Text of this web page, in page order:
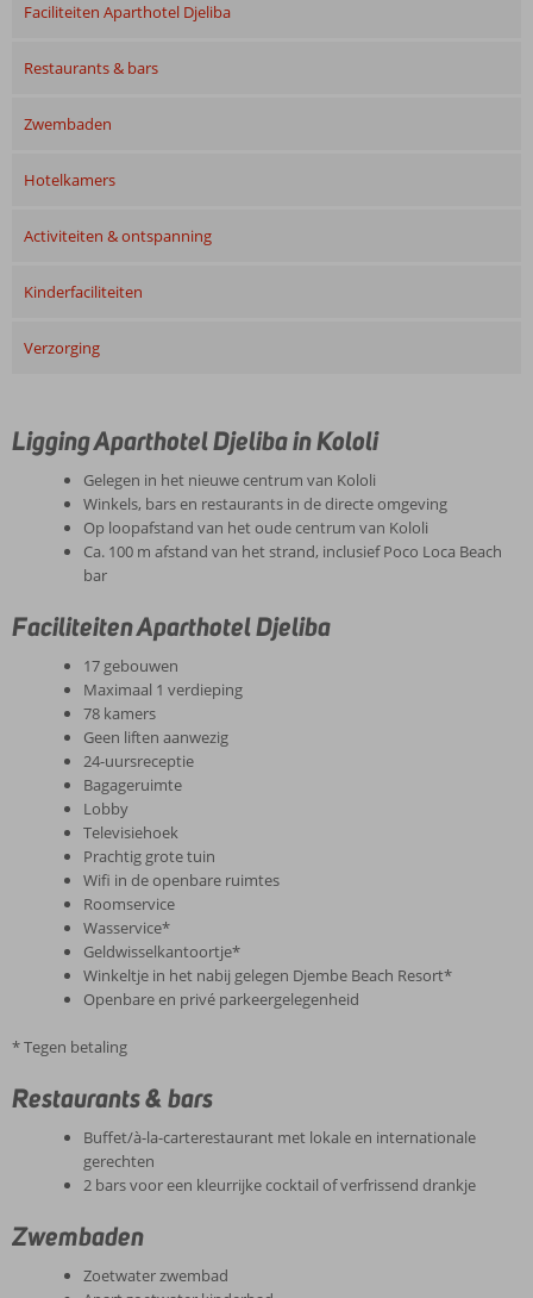
Faciliteiten Aparthotel Djeliba
Restaurants & bars
Zwembaden
Hotelkamers
Activiteiten & ontspanning
Kinderfaciliteiten
Verzorging
Ligging Aparthotel Djeliba in Kololi
Gelegen in het nieuwe centrum van Kololi
Winkels, bars en restaurants in de directe omgeving
Op loopafstand van het oude centrum van Kololi
Ca. 100 m afstand van het strand, inclusief Poco Loca Beach
bar
Faciliteiten Aparthotel Djeliba
17 gebouwen
Maximaal 1 verdieping
78 kamers
Geen liften aanwezig
24-uursreceptie
Bagageruimte
Lobby
Televisiehoek
Prachtig grote tuin
Wifi in de openbare ruimtes
Roomservice
Wasservice*
Geldwisselkantoortje*
Winkeltje in het nabij gelegen Djembe Beach Resort*
Openbare en privé parkeergelegenheid
* Tegen betaling
Restaurants & bars
Buffet/à-la-carterestaurant met lokale en internationale
gerechten
2 bars voor een kleurrijke cocktail of verfrissend drankje
Zwembaden
Zoetwater zwembad